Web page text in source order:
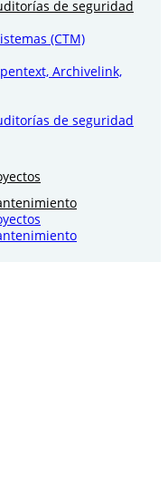
de seguridad
(CTM)
Archivelink,
de seguridad